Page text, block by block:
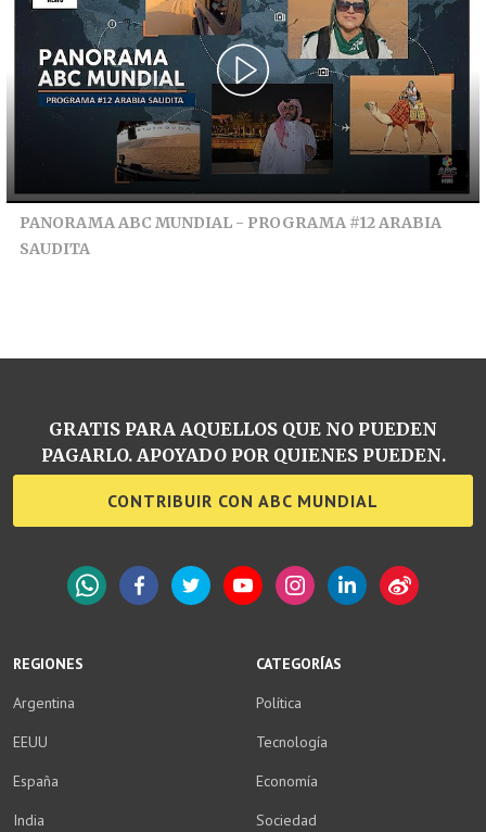
PANORAMA ABC MUNDIAL - PROGRAMA #12 ARABIA
SAUDITA
REGIONES
Argentina
EEUU
España
India
CATEGORÍAS
Política
Tecnología
Economía
Sociedad
GRATIS PARA AQUELLOS QUE NO PUEDEN
PAGARLO. APOYADO POR QUIENES PUEDEN.
CONTRIBUIR CON ABC MUNDIAL